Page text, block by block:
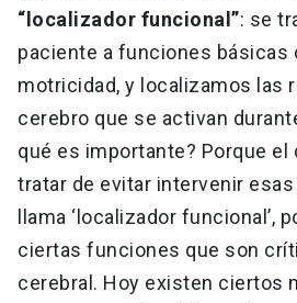
“localizador funcional”: se
paciente a funciones básicas
motricidad, y localizamos las
cerebro que se activan
qué es importante? Porque el
tratar de evitar intervenir
llama ‘localizador funcional’,
ciertas funciones que son
cerebral. Hoy existen ciertos